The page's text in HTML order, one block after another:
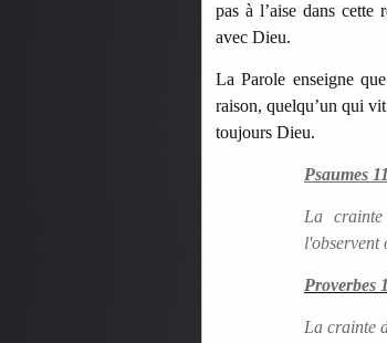
pas à l’aise dans cette
avec Dieu.
La Parole enseigne
raison, quelqu’un qui
toujours Dieu.
Psaumes
La
l'observent
Proverbes
La crainte